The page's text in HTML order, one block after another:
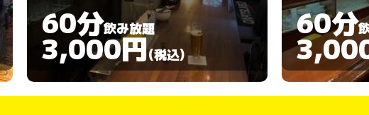
60分飲み放題
3,000円(税込)
120